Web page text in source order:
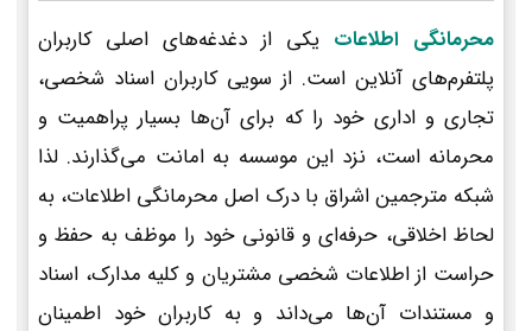
محرمانگی اطلاعات یکی از دغدغه‌های اصلی کاربران
پلتفرم‌های آنلاین است. از سویی کاربران اسناد شخصی،
تجاری و اداری خود را که برای آن‌ها بسیار پراهمیت و
محرمانه است، نزد این موسسه به امانت می‌گذارند. لذا
شبکه مترجمین اشراق با درک اصل محرمانگی اطلاعات، به
لحاظ اخلاقی، حرفه‌ای و قانونی خود را موظف به حفظ و
حراست از اطلاعات شخصی مشتریان و کلیه مدارک، اسناد
و مستندات آن‌ها می‌داند و به کاربران خود اطمینان